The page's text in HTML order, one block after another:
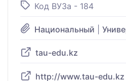
Код ВУЗа - 184
Национальный
tau-edu.kz
http://www.tau-edu.kz